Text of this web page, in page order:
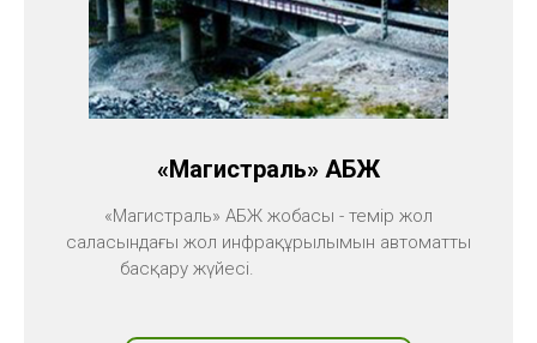
«Магистраль» АБЖ
«Магистраль» АБЖ жобасы - темір жол
саласындағы жол инфрақұрылымын автоматты
басқару жүйесі.